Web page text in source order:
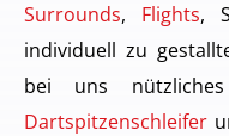
Surrounds, Flights,
individuell zu
bei uns
Dartspitzenschleifer